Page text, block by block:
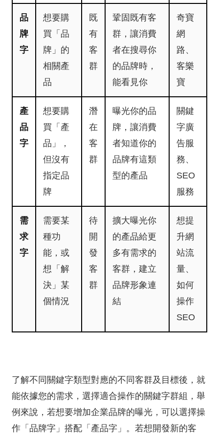
品
牌
字
想要購
買「品
牌」的
相關產
品
既
有
客
群
鞏固既有客
群，讓消費
者在搜尋你
的品牌時，
能看見你
奇寶
網
路、
客樂
寶
產
品
字
想要購
買「產
品」，
但沒有
指定品
牌
潛
在
客
群
曝光你的品
牌，讓消費
者知道你的
品牌有這類
型的產品
關鍵
字廣
告服
務、
SEO
服務
需
求
字
需要某
種功
能，或
想「解
決」某
個情況
待
開
發
客
群
擴大曝光你
的產品給更
多有需求的
客群，建立
品牌形象連
結
想提
升網
站流
量、
如何
操作
SEO
了解不同關鍵字類型對應的不同客群及目標後，就
能依據您的需求，選擇適合操作的關鍵字群組，舉
例來說，若想要增加企業品牌的曝光，可以選擇操
作「品牌字」搭配「產品字」。若想開發新的客